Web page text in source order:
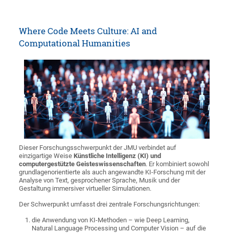
Where Code Meets Culture: AI and
Computational Humanities
Dieser Forschungsschwerpunkt der JMU verbindet auf
einzigartige WeiseKünstliche Intelligenz (KI) und
computergestützte Geisteswissenschaften. Er kombiniert sowohl
grundlagenorientierte als auch angewandte KI-Forschung mit der
Analyse von Text, gesprochener Sprache, Musik und der
Gestaltung immersiver virtueller Simulationen.
Der Schwerpunkt umfasst drei zentrale Forschungsrichtungen:
die Anwendung von KI-Methoden – wie Deep Learning,
Natural Language Processing und Computer Vision – auf die